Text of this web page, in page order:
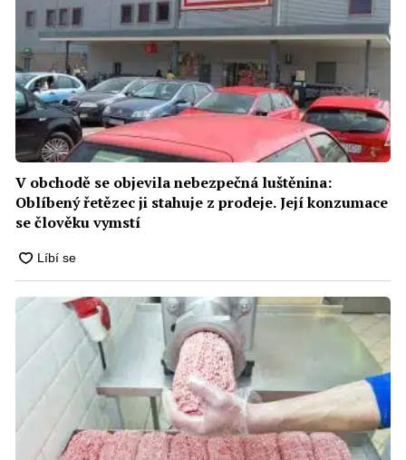
V obchodě se objevila nebezpečná luštěnina:
Oblíbený řetězec ji stahuje z prodeje. Její konzumace
se člověku vymstí